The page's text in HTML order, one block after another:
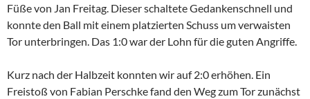
Füße von Jan Freitag. Dieser schaltete Gedankenschnell und
konnte den Ball mit einem platzierten Schuss um verwaisten
Tor unterbringen. Das 1:0 war der Lohn für die guten Angriffe.
Kurz nach der Halbzeit konnten wir auf 2:0 erhöhen. Ein
Freistoß von Fabian Perschke fand den Weg zum Tor zunächst